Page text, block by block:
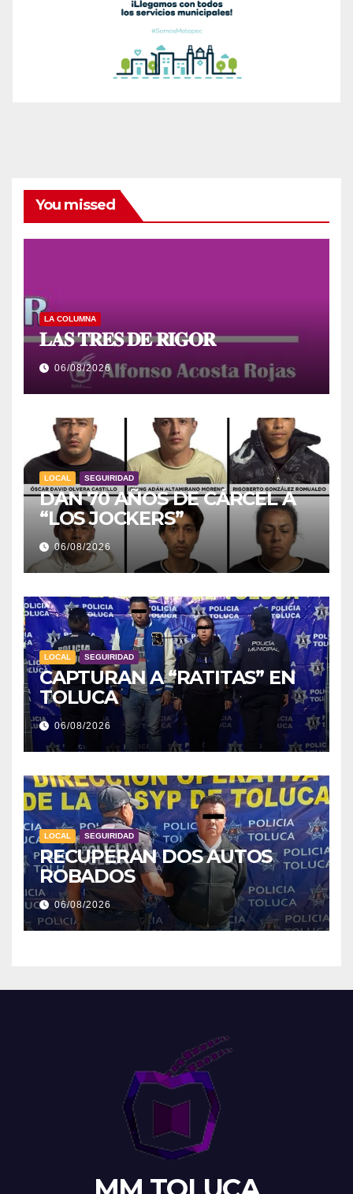
You missed
LA COLUMNA
𝐋𝐀𝐒 𝐓𝐑𝐄𝐒 𝐃𝐄 𝐑𝐈𝐆𝐎𝐑
06/08/2026
LOCAL SEGUIRIDAD
DAN 70 AÑOS DE CÁRCEL A
“LOS JOCKERS”
06/08/2026
LOCAL SEGUIRIDAD
CAPTURAN A “RATITAS” EN
TOLUCA
06/08/2026
LOCAL SEGUIRIDAD
RECUPERAN DOS AUTOS
ROBADOS
06/08/2026